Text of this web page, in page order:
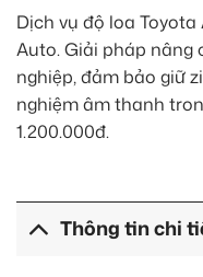
Dịch vụ độ loa
Auto. Giải pháp nâng
nghiệp, đảm bảo giữ
nghiệm âm thanh
1.200.000đ.
Thông tin chi